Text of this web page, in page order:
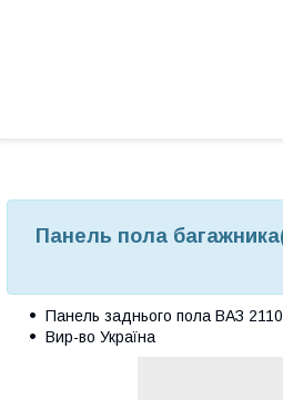
Панель пола
Панель заднього пола ВАЗ
Вир-во Україна